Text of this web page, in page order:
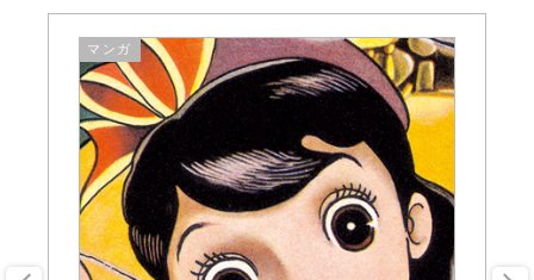
マンガ